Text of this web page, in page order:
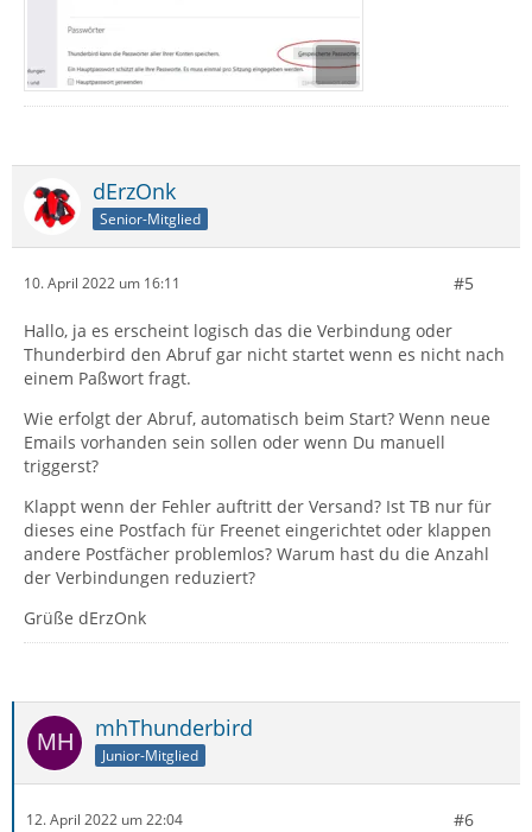
dErzOnk
Senior-Mitglied
10. April 2022 um 16:11 #5
Hallo, ja es erscheint logisch das die Verbindung oder
Thunderbird den Abruf gar nicht startet wenn es nicht nach
einem Paßwort fragt.
Wie erfolgt der Abruf, automatisch beim Start? Wenn neue
Emails vorhanden sein sollen oder wenn Du manuell
triggerst?
Klappt wenn der Fehler auftritt der Versand? Ist TB nur für
dieses eine Postfach für Freenet eingerichtet oder klappen
andere Postfächer problemlos? Warum hast du die Anzahl
der Verbindungen reduziert?
Grüße dErzOnk
mhThunderbird
Junior-Mitglied
12. April 2022 um 22:04 #6